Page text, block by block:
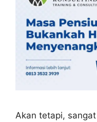
Akan tetapi,